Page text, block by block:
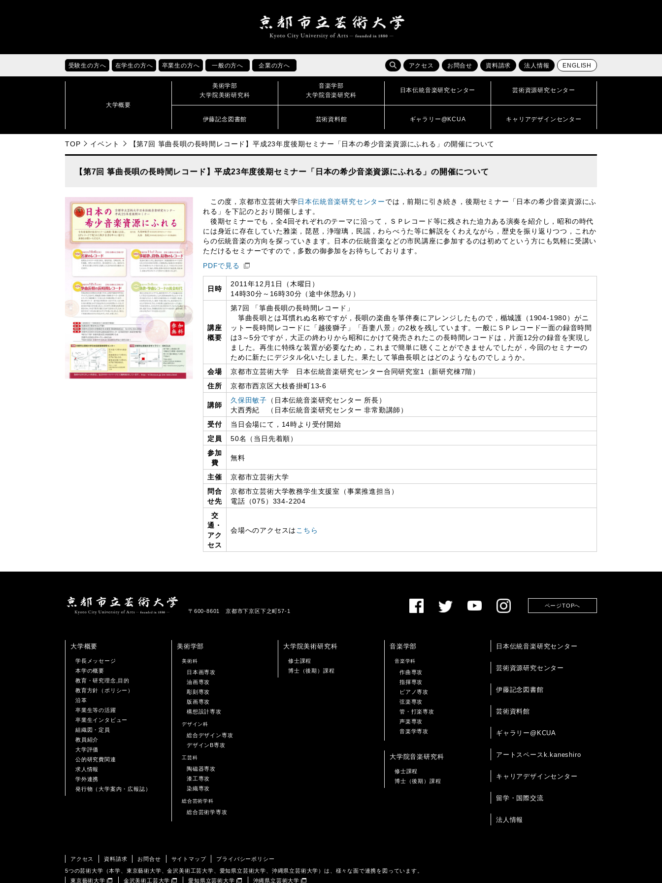
受験生の方へ 在学生の方へ 卒業生の方へ 一般の方へ 企業の方へ アクセス お問合せ 資料請求 法人情報 ENGLISH
大学概要
美術学部
大学院美術研究科
音楽学部
大学院音楽研究科
日本伝統音楽研究センター 芸術資源研究センター
伊藤記念図書館 芸術資料館 ギャラリー@KCUA キャリアデザインセンター
TOP イベント 【第7回 箏曲長唄の長時間レコード】平成23年度後期セミナー「日本の希少音楽資源にふれる」の開催について
【第7回 箏曲長唄の長時間レコード】平成23年度後期セミナー「日本の希少音楽資源にふれる」の開催について
この度，京都市立芸術大学 日本伝統音楽研究センター では，前期に引き続き，後期セミナー「日本の希少音楽資源にふ
れる」を下記のとおり開催します。
後期セミナーでも，全4回それぞれのテーマに沿って，ＳＰレコード等に残された迫力ある演奏を紹介し，昭和の時代
には身近に存在していた雅楽，琵琶，浄瑠璃，民謡，わらべうた等に解説をくわえながら，歴史を振り返りつつ，これか
らの伝統音楽の方向を探っていきます。日本の伝統音楽などの市民講座に参加するのは初めてという方にも気軽に受講い
ただけるセミナーですので，多数の御参加をお待ちしております。
PDFで見る
日時
2011年12月1日（木曜日）
14時30分～16時30分（途中休憩あり）
講座
概要
第7回 「箏曲長唄の長時間レコード」
箏曲長唄とは耳慣れぬ名称ですが，長唄の楽曲を箏伴奏にアレンジしたもので，楯城護（1904-1980）がニ
ットー長時間レコードに「越後獅子」「吾妻八景」の2枚を残しています。一般にＳＰレコード一面の録音時間
は3～5分ですが，大正の終わりから昭和にかけて発売されたこの長時間レコードは，片面12分の録音を実現し
ました。再生に特殊な装置が必要なため，これまで簡単に聴くことができませんでしたが，今回のセミナーの
ために新たにデジタル化いたしました。果たして箏曲長唄とはどのようなものでしょうか。
会場
京都市立芸術大学 日本伝統音楽研究センター合同研究室1（新研究棟7階）
住所
京都市西京区大枝沓掛町13-6
講師
久保田敏子 （日本伝統音楽研究センター 所長）
大西秀紀 （日本伝統音楽研究センター 非常勤講師）
受付
当日会場にて，14時より受付開始
定員
50名（当日先着順）
参加
費
無料
主催
京都市立芸術大学
問合
せ先
京都市立芸術大学教務学生支援室（事業推進担当）
電話（075）334-2204
交
通・
アク
セス
会場へのアクセスは こちら
〒600-8601 京都市下京区下之町57-1
ページTOPへ
大学概要
学長メッセージ
本学の概要
教育・研究理念,目的
教育方針（ポリシー）
沿革
卒業生等の活躍
卒業生インタビュー
組織図・定員
教員紹介
大学評価
公的研究費関連
求人情報
学外連携
発行物（大学案内・広報誌）
美術学部
美術科
日本画専攻
油画専攻
彫刻専攻
版画専攻
構想設計専攻
デザイン科
総合デザイン専攻
デザインB専攻
工芸科
陶磁器専攻
漆工専攻
染織専攻
総合芸術学科
総合芸術学専攻
大学院美術研究科
修士課程
博士（後期）課程
音楽学部
音楽学科
作曲専攻
指揮専攻
ピアノ専攻
弦楽専攻
管・打楽専攻
声楽専攻
音楽学専攻
大学院音楽研究科
修士課程
博士（後期）課程
日本伝統音楽研究センター
芸術資源研究センター
伊藤記念図書館
芸術資料館
ギャラリー@KCUA
アートスペースk.kaneshiro
キャリアデザインセンター
留学・国際交流
法人情報
アクセス 資料請求 お問合せ サイトマップ
プライバシーポリシー
5つの芸術大学（本学、東京藝術大学、金沢美術工芸大学、愛知県立芸術大学、沖縄県立芸術大学）は、様々な面で連携を図っています。
東京藝術大学
金沢美術工芸大学 愛知県立芸術大学 沖縄県立芸術大学